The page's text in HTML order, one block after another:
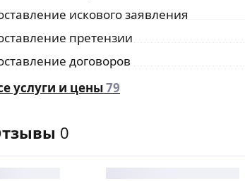
искового заявления
претензии
договоров
услуги и цены79
0